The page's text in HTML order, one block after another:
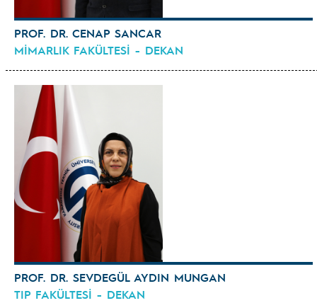
PROF. DR. CENAP SANCAR
MİMARLIK FAKÜLTESİ - DEKAN
PROF. DR. SEVDEGÜL AYDIN MUNGAN
TIP FAKÜLTESİ - DEKAN